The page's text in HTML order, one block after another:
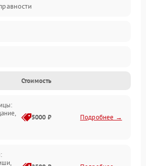
сбои
Стоимость
5000 ₽ Подробнее →